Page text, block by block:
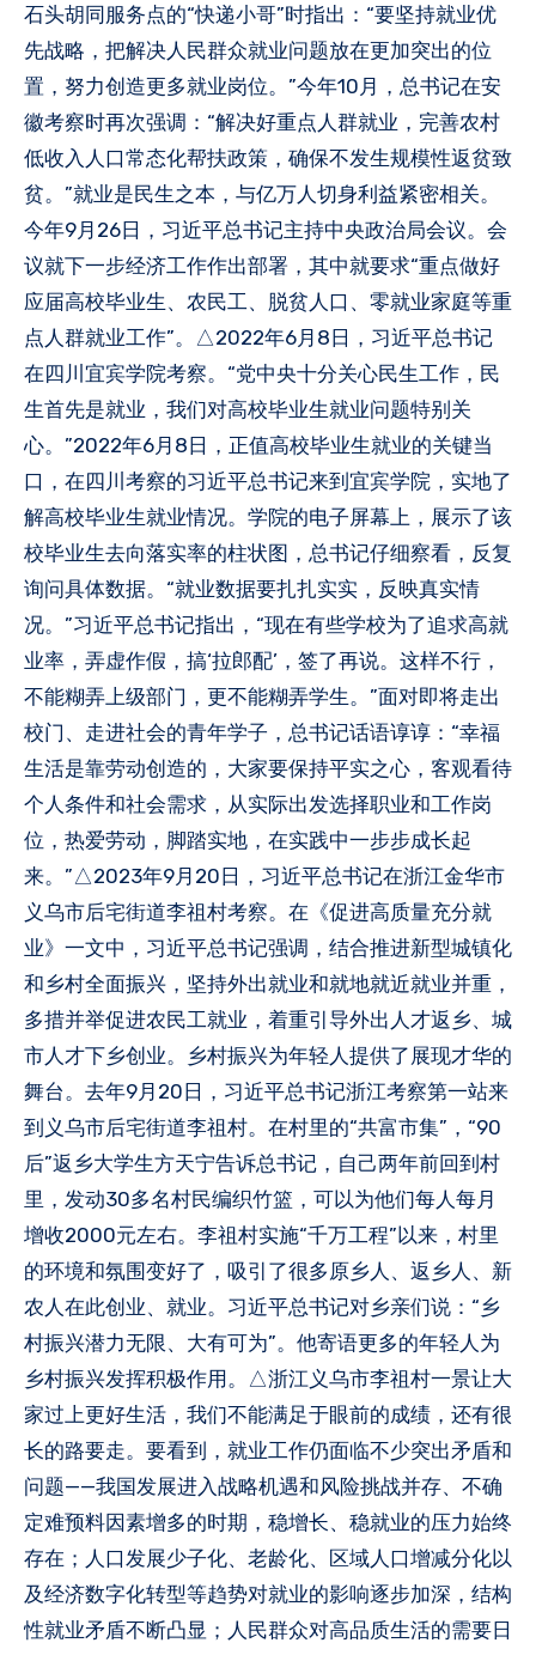
石头胡同服务点的“快递小哥”时指出：“要坚持就业优
先战略，把解决人民群众就业问题放在更加突出的位
置，努力创造更多就业岗位。”今年10月，总书记在安
徽考察时再次强调：“解决好重点人群就业，完善农村
低收入人口常态化帮扶政策，确保不发生规模性返贫致
贫。”就业是民生之本，与亿万人切身利益紧密相关。
今年9月26日，习近平总书记主持中央政治局会议。会
议就下一步经济工作作出部署，其中就要求“重点做好
应届高校毕业生、农民工、脱贫人口、零就业家庭等重
点人群就业工作”。△2022年6月8日，习近平总书记
在四川宜宾学院考察。“党中央十分关心民生工作，民
生首先是就业，我们对高校毕业生就业问题特别关
心。”2022年6月8日，正值高校毕业生就业的关键当
口，在四川考察的习近平总书记来到宜宾学院，实地了
解高校毕业生就业情况。学院的电子屏幕上，展示了该
校毕业生去向落实率的柱状图，总书记仔细察看，反复
询问具体数据。“就业数据要扎扎实实，反映真实情
况。”习近平总书记指出，“现在有些学校为了追求高就
业率，弄虚作假，搞‘拉郎配’，签了再说。这样不行，
不能糊弄上级部门，更不能糊弄学生。”面对即将走出
校门、走进社会的青年学子，总书记话语谆谆：“幸福
生活是靠劳动创造的，大家要保持平实之心，客观看待
个人条件和社会需求，从实际出发选择职业和工作岗
位，热爱劳动，脚踏实地，在实践中一步步成长起
来。”△2023年9月20日，习近平总书记在浙江金华市
义乌市后宅街道李祖村考察。在《促进高质量充分就
业》一文中，习近平总书记强调，结合推进新型城镇化
和乡村全面振兴，坚持外出就业和就地就近就业并重，
多措并举促进农民工就业，着重引导外出人才返乡、城
市人才下乡创业。乡村振兴为年轻人提供了展现才华的
舞台。去年9月20日，习近平总书记浙江考察第一站来
到义乌市后宅街道李祖村。在村里的“共富市集”，“90
后”返乡大学生方天宁告诉总书记，自己两年前回到村
里，发动30多名村民编织竹篮，可以为他们每人每月
增收2000元左右。李祖村实施“千万工程”以来，村里
的环境和氛围变好了，吸引了很多原乡人、返乡人、新
农人在此创业、就业。习近平总书记对乡亲们说：“乡
村振兴潜力无限、大有可为”。他寄语更多的年轻人为
乡村振兴发挥积极作用。△浙江义乌市李祖村一景让大
家过上更好生活，我们不能满足于眼前的成绩，还有很
长的路要走。要看到，就业工作仍面临不少突出矛盾和
问题——我国发展进入战略机遇和风险挑战并存、不确
定难预料因素增多的时期，稳增长、稳就业的压力始终
存在；人口发展少子化、老龄化、区域人口增减分化以
及经济数字化转型等趋势对就业的影响逐步加深，结构
性就业矛盾不断凸显；人民群众对高品质生活的需要日